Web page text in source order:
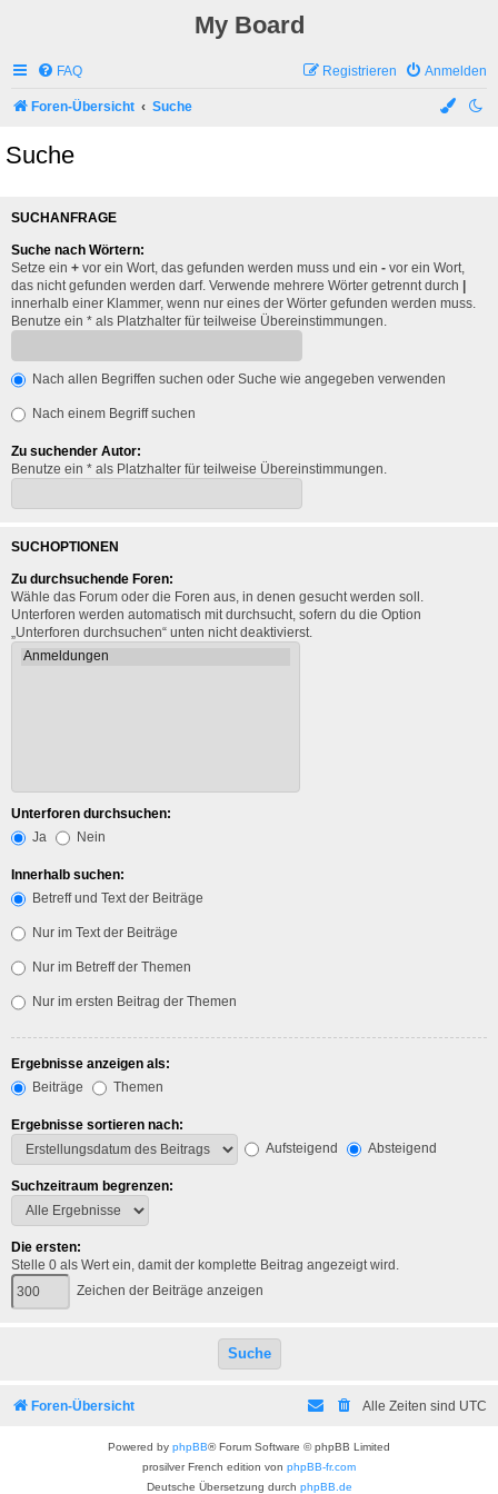
My Board
FAQ Anmelden
Registrieren
Foren-Übersicht Suche
Suche
SUCHANFRAGE
Suche nach Wörtern:
Setze ein + vor ein Wort, das gefunden werden muss und ein - vor ein Wort,
das nicht gefunden werden darf. Verwende mehrere Wörter getrennt durch |
innerhalb einer Klammer, wenn nur eines der Wörter gefunden werden muss.
Benutze ein * als Platzhalter für teilweise Übereinstimmungen.
Nach allen Begriffen suchen oder Suche wie angegeben verwenden
Nach einem Begriff suchen
Zu suchender Autor:
Benutze ein * als Platzhalter für teilweise Übereinstimmungen.
SUCHOPTIONEN
Zu durchsuchende Foren:
Wähle das Forum oder die Foren aus, in denen gesucht werden soll.
Unterforen werden automatisch mit durchsucht, sofern du die Option
„Unterforen durchsuchen“ unten nicht deaktivierst.
Unterforen durchsuchen:
Ja
Nein
Innerhalb suchen:
Betreff und Text der Beiträge
Nur im Text der Beiträge
Nur im Betreff der Themen
Nur im ersten Beitrag der Themen
Ergebnisse anzeigen als:
Beiträge
Themen
Ergebnisse sortieren nach:
Aufsteigend
Absteigend
Suchzeitraum begrenzen:
Die ersten:
Stelle 0 als Wert ein, damit der komplette Beitrag angezeigt wird.
Zeichen der Beiträge anzeigen
Foren-Übersicht Alle Zeiten sind UTC
Powered by phpBB® Forum Software © phpBB Limited
prosilver French edition von phpBB-fr.com
Deutsche Übersetzung durch phpBB.de